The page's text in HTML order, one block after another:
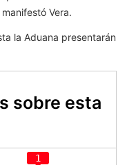
Vera.
la Aduana presentarán
sobre esta
1